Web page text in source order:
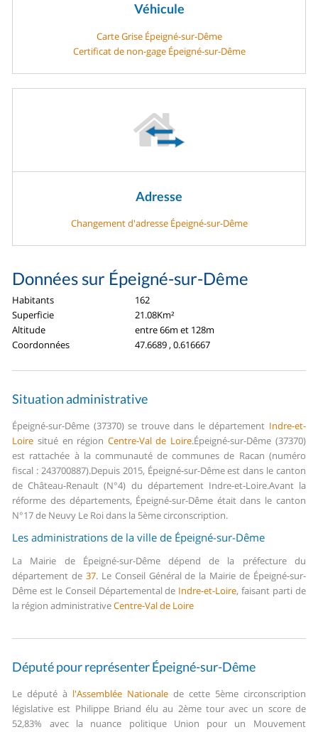
Véhicule
Carte Grise Épeigné-sur-Dême
Certificat de non-gage Épeigné-sur-Dême
Adresse
Changement d'adresse Épeigné-sur-Dême
Données sur Épeigné-sur-Dême
Habitants
162
Superficie
21.08Km²
Altitude
entre 66m et 128m
Coordonnées
47.6689 , 0.616667
Situation administrative
Épeigné-sur-Dême (37370) se trouve dans le département Indre-et-
Loire situé en région Centre-Val de Loire.Épeigné-sur-Dême (37370)
est rattachée à la communauté de communes de Racan (numéro
fiscal : 243700887).Depuis 2015, Épeigné-sur-Dême est dans le canton
de Château-Renault (N°4) du département Indre-et-Loire.Avant la
réforme des départements, Épeigné-sur-Dême était dans le canton
N°17 de Neuvy Le Roi dans la 5ème circonscription.
Les administrations de la ville de Épeigné-sur-Dême
La Mairie de Épeigné-sur-Dême dépend de la préfecture du
département de 37.Le Conseil Général de la Mairie de Épeigné-sur-
Dême est le Conseil Départemental de Indre-et-Loire, faisant parti de
la région administrativeCentre-Val de Loire
Député pour représenter Épeigné-sur-Dême
Le député à l'Assemblée Nationale de cette 5ème circonscription
législative est Philippe Briand élu au 2ème tour avec un score de
52,83% avec la nuance politique Union pour un Mouvement